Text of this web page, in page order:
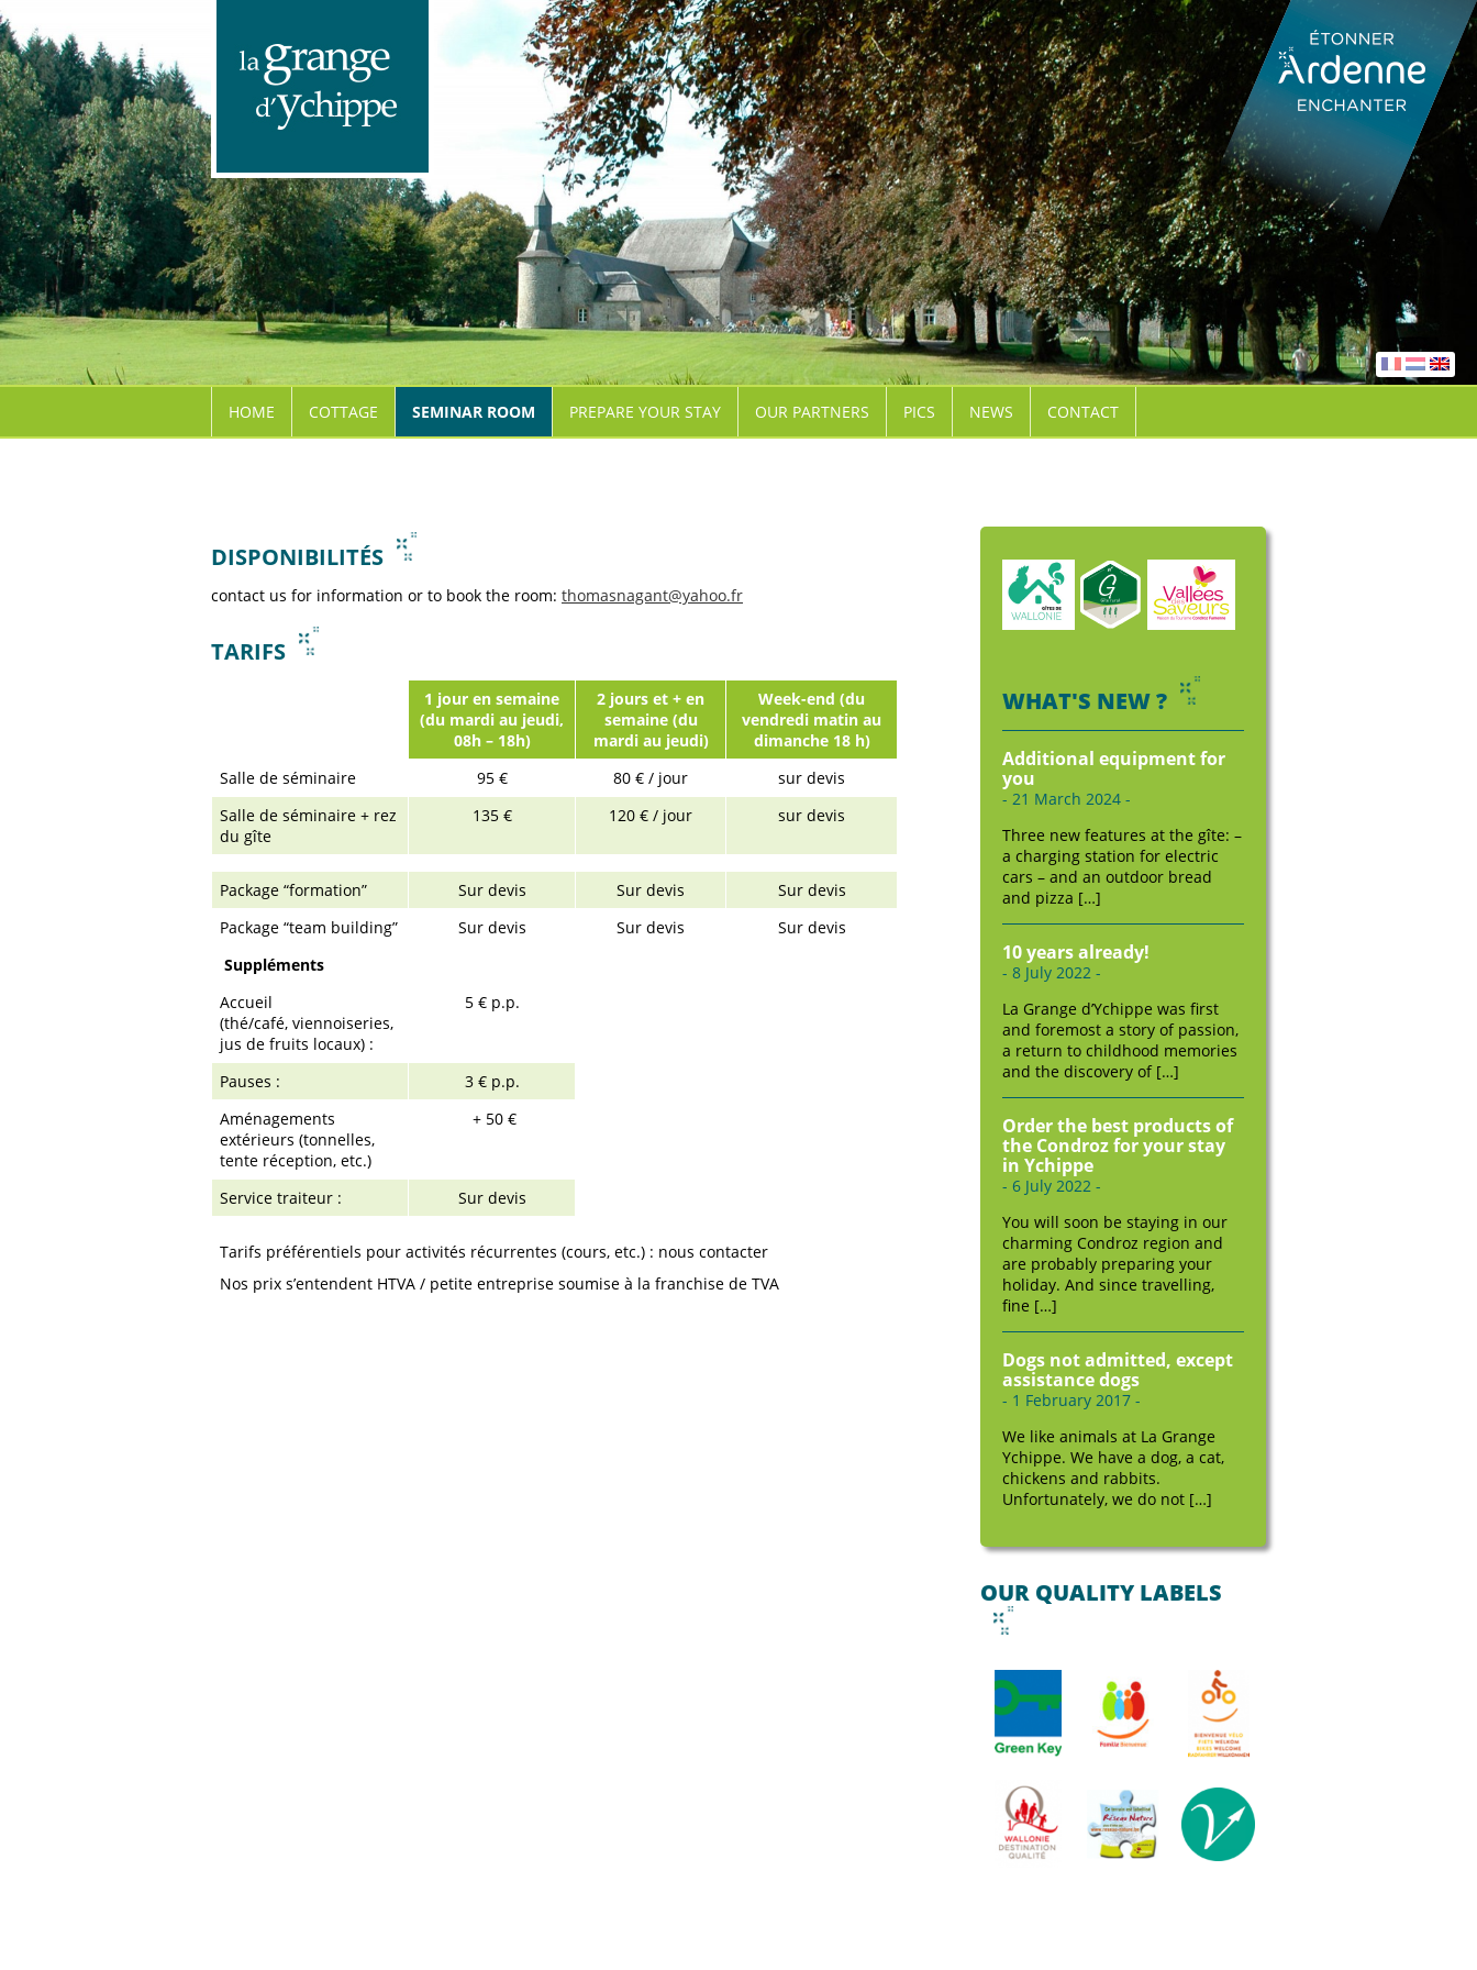
HOME COTTAGE SEMINAR ROOM PREPARE YOUR STAY OUR PARTNERS PICS NEWS CONTACT
DISPONIBILITÉS
contact us for information or to book the room: thomasnagant@yahoo.fr
TARIFS
1 jour en semaine
(du mardi au jeudi,
08h – 18h)
2 jours et + en
semaine (du
mardi au jeudi)
Week-end (du
vendredi matin au
dimanche 18 h)
Salle de séminaire
95 € 80 € / jour
sur devis
Salle de séminaire + rez
du gîte
135 € 120 € / jour sur devis
Package “formation” Sur devis Sur devis
Sur devis
Package “team building”
Sur devis Sur devis
Sur devis
Suppléments
Accueil
(thé/café, viennoiseries,
jus de fruits locaux) :
5 € p.p.
Pauses :
3 € p.p.
Aménagements
extérieurs (tonnelles,
tente réception, etc.)
+ 50 €
Service traiteur : Sur devis
Tarifs préférentiels pour activités récurrentes (cours, etc.) : nous contacter
Nos prix s’entendent HTVA / petite entreprise soumise à la franchise de TVA
WHAT'S NEW ?
Additional equipment for
you
- 21 March 2024 -
Three new features at the gîte: –
a charging station for electric
cars – and an outdoor bread
and pizza […]
10 years already!
- 8 July 2022 -
La Grange d’Ychippe was first
and foremost a story of passion,
a return to childhood memories
and the discovery of […]
Order the best products of
the Condroz for your stay
in Ychippe
- 6 July 2022 -
You will soon be staying in our
charming Condroz region and
are probably preparing your
holiday. And since travelling,
fine […]
Dogs not admitted, except
assistance dogs
- 1 February 2017 -
We like animals at La Grange
Ychippe. We have a dog, a cat,
chickens and rabbits.
Unfortunately, we do not […]
OUR QUALITY LABELS